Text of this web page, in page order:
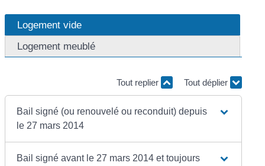
Logement vide
Logement meublé
Tout replier Tout déplier
Bail signé (ou renouvelé ou reconduit) depuis
le 27 mars 2014
Bail signé avant le 27 mars 2014 et toujours